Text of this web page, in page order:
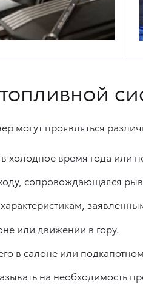
могут проявляться
холодное время года или
сопровождающаяся
или движении в гору.
в салоне или
на необходимость